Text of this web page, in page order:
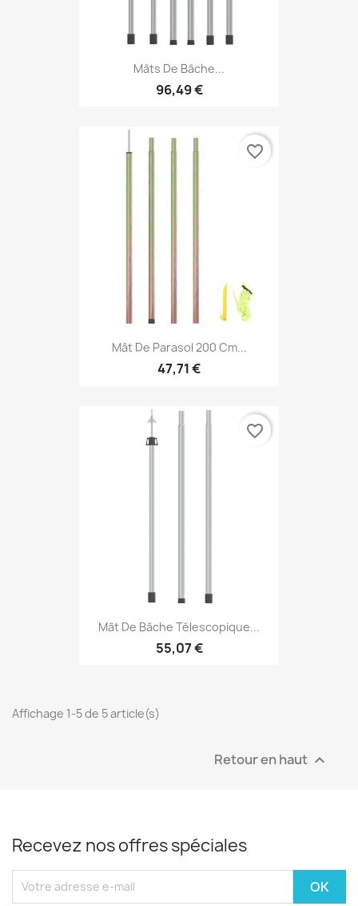
Mâts De Bâche...
96,49 €
Mât De Parasol 200 Cm...
47,71 €
favorite_border
Mât De Bâche Télescopique...
55,07 €
favorite_border
Affichage 1-5 de 5 article(s)
Retour en haut 
Recevez nos offres spéciales